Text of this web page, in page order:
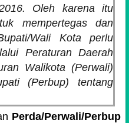
Oleh karena itu
mempertegas dan
Wali Kota perlu
Peraturan Daerah
Walikota (Perwali)
(Perbup) tentang
Perda/Perwali/Perbup